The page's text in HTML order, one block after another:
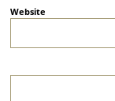
Website